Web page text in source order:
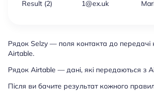
Result (2) 1@ex.uk
Рядок Selzy — поля контакта до передачі
Airtable.
Рядок Airtable — дані, які передаються з
Після ви бачите результат кожного